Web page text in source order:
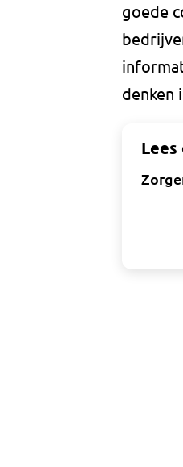
goede
denken
Lees